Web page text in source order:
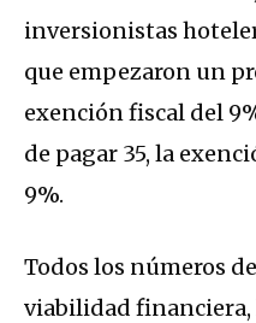
inversionistas
que empezaron un
exención fiscal del
de pagar 35, la
9%.
Todos los números
viabilidad financiera,